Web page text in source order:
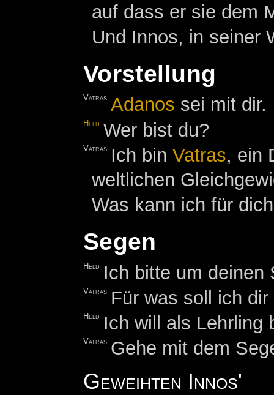
auf dass er sie dem
Und Innos, in seiner
Vorstellung
Vatras Adanos sei mit dir.
Held Wer bist du?
Vatras Ich binVatras, ein
weltlichen
Was kann ich für
Segen
Held Ich bitte um deinen
Vatras Für was soll ich
Held Ich will als Lehrling
Vatras Gehe mit dem
Geweihten Innos'